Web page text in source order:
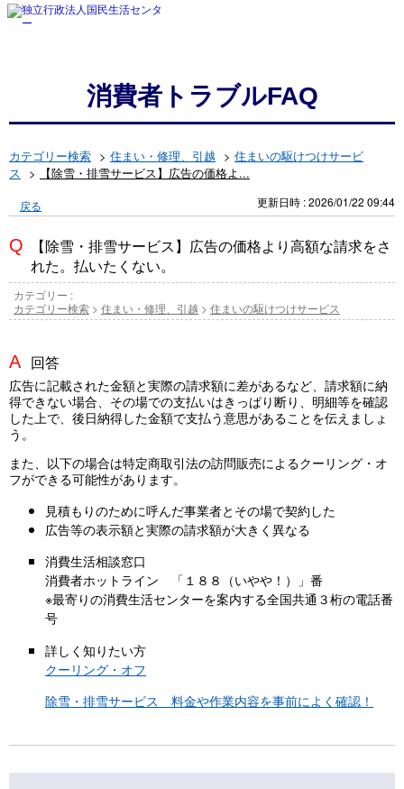
消費者トラブルFAQ
カテゴリー検索 > 住まい・修理、引越 > 住まいの駆けつけサービ
ス > 【除雪・排雪サービス】広告の価格よ...
戻る 更新日時 : 2026/01/22 09:44
【除雪・排雪サービス】広告の価格より高額な請求をさ
れた。払いたくない。
カテゴリー :
カテゴリー検索 > 住まい・修理、引越 > 住まいの駆けつけサービス
回答
広告に記載された金額と実際の請求額に差があるなど、請求額に納
得できない場合、その場での支払いはきっぱり断り、明細等を確認
した上で、後日納得した金額で支払う意思があることを伝えましょ
う。
また、以下の場合は特定商取引法の訪問販売によるクーリング・オ
フができる可能性があります。
見積もりのために呼んだ事業者とその場で契約した
広告等の表示額と実際の請求額が大きく異なる
消費生活相談窓口
消費者ホットライン 「１８８（いやや！）」番
※最寄りの消費生活センターを案内する全国共通３桁の電話番
号
詳しく知りたい方
クーリング・オフ
除雪・排雪サービス 料金や作業内容を事前によく確認！